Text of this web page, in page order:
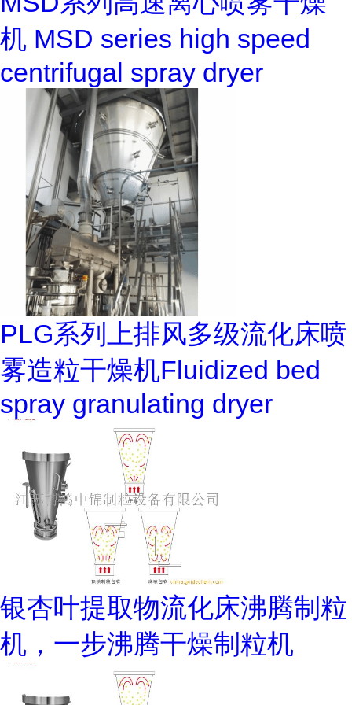
机 MSD series high speed
centrifugal spray dryer
PLG系列上排风多级流化床喷
雾造粒干燥机Fluidized bed
spray granulating dryer
银杏叶提取物流化床沸腾制粒
机，一步沸腾干燥制粒机